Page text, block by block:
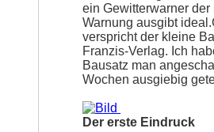
ein Gewitterwarner
Warnung ausgibt
verspricht der kleine
Franzis-Verlag. Ich
Bausatz man
Wochen ausgiebig
Der erste Eindruck